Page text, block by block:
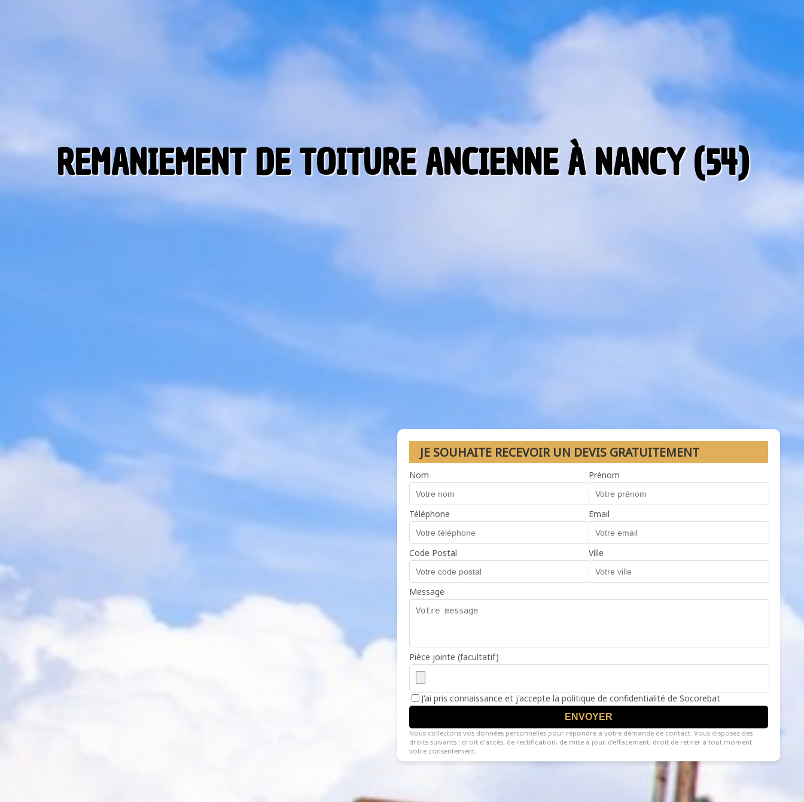
REMANIEMENT DE TOITURE ANCIENNE À NANCY (54)
JE SOUHAITE RECEVOIR UN DEVIS GRATUITEMENT
Nom Prénom
Téléphone Email
Code Postal Ville
Message
Pièce jointe (facultatif)
J'ai pris connaissance et j'accepte la politique de confidentialité de Socorebat
ENVOYER
Nous collectons vos données personnelles pour répondre à votre demande de contact. Vous disposez des
droits suivants : droit d’accès, de rectification, de mise à jour, d’effacement, droit de retirer à tout moment
votre consentement.